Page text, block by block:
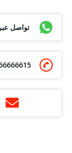
تواصل